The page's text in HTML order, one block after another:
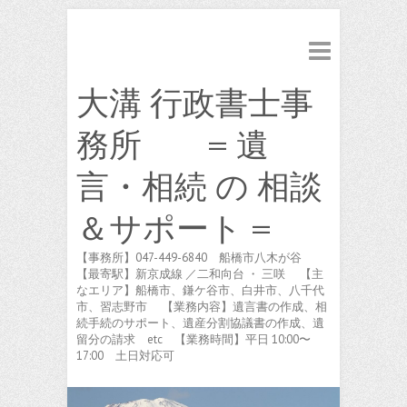
大溝 行政書士事
務所 = 遺
言・相続 の 相談
＆サポート =
【事務所】047-449-6840 船橋市八木が谷
【最寄駅】新京成線 ／二和向台 ・ 三咲 【主
なエリア】船橋市、鎌ケ谷市、白井市、八千代
市、習志野市 【業務内容】遺言書の作成、相
続手続のサポート、遺産分割協議書の作成、遺
留分の請求 etc 【業務時間】平日 10:00〜
17:00 土日対応可